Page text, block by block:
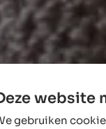
website
gebruiken